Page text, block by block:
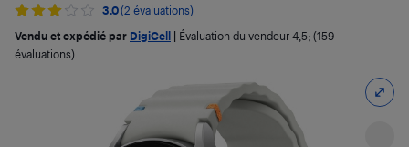
3.0(2 évaluations)
Vendu et expédié par DigiCell Évaluation du vendeur 4,5; (159
évaluations)